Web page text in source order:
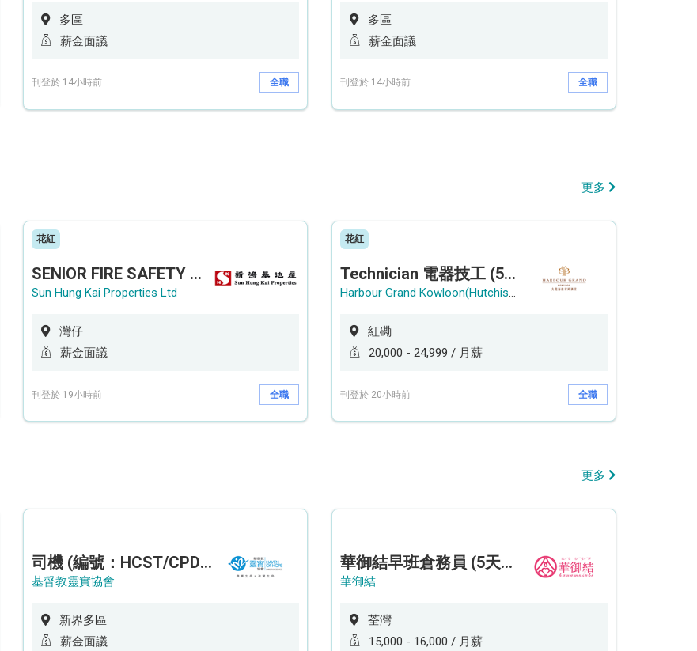
多區
薪金面議
刊登於 14小時前 全職
多區
薪金面議
刊登於 14小時前 全職
更多
花紅
SENIOR FIRE SAFETY OFFICER / FIRE SAFETY OFFICER
Sun Hung Kai Properties Ltd
灣仔
薪金面議
刊登於 19小時前 全職
花紅
Technician 電器技工 (5-Day Work Week)
Harbour Grand Kowloon(Hutchison Hotel Hong Kong Limited)
紅磡
20,000 - 24,999 / 月薪
刊登於 20小時前 全職
更多
司機 (編號：HCST/CPD/CTE)
基督教靈實協會
新界多區
薪金面議
華御結早班倉務員 (5天工作週)
華御結
荃灣
15,000 - 16,000 / 月薪